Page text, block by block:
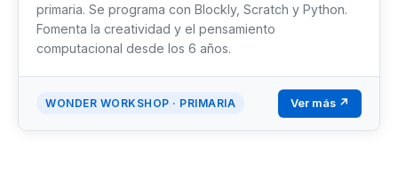
primaria. Se programa con Blockly, Scratch y Python.
Fomenta la creatividad y el pensamiento
computacional desde los 6 años.
WONDER WORKSHOP · PRIMARIA Ver más ↗